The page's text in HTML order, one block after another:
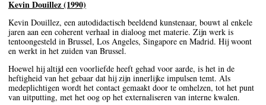
Kevin Douillez (1990)
Kevin Douillez, een autodidactisch beeldend kunstenaar, bouwt al enkele
jaren aan een coherent verhaal in dialoog met materie. Zijn werk is
tentoongesteld in Brussel, Los Angeles, Singapore en Madrid. Hij woont
en werkt in het zuiden van Brussel.
Hoewel hij altijd een voorliefde heeft gehad voor aarde, is het in de
heftigheid van het gebaar dat hij zijn innerlijke impulsen temt. Als
medeplichtigen wordt het contact gemaakt door te omhelzen, tot het punt
van uitputting, met het oog op het externaliseren van interne kwalen.